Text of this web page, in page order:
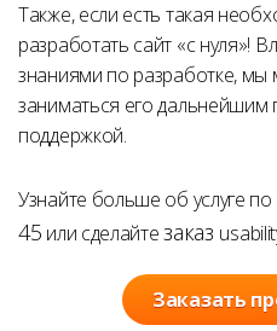
Также, если есть такая
разработать сайт «с нуля»!
знаниями по разработке,
заниматься его
поддержкой.
Узнайте больше об услуге
45 или сделайтезаказ
Заказать